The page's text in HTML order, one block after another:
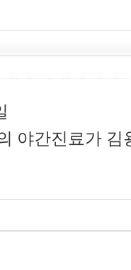
야간진료가